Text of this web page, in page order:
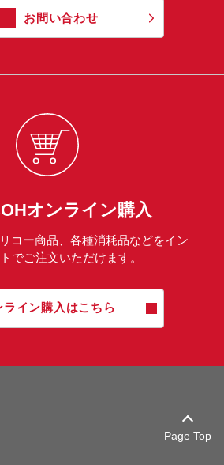
お問い合わせ
オンライン購入
コー商品、各種消耗品などをイン
でご注文いただけます。
ライン購入はこちら
Page Top